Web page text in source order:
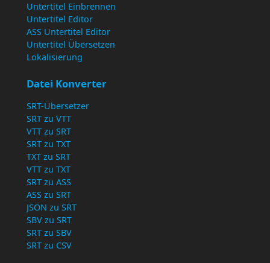
Untertitel Einbrennen
Untertitel Editor
ASS Untertitel Editor
Untertitel Übersetzen
Lokalisierung
Datei Konverter
SRT-Übersetzer
SRT zu VTT
VTT zu SRT
SRT zu TXT
TXT zu SRT
VTT zu TXT
SRT zu ASS
ASS zu SRT
JSON zu SRT
SBV zu SRT
SRT zu SBV
SRT zu CSV